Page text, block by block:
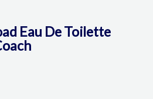
Eau De Toilette